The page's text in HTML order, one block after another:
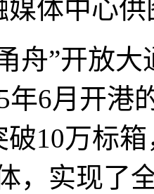
媒体中心供
”开放大
年6月开港
10万标
，实现了